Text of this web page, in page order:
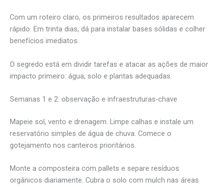
Com um roteiro claro, os primeiros resultados aparecem
rápido. Em trinta dias, dá para instalar bases sólidas e colher
benefícios imediatos.
O segredo está em dividir tarefas e atacar as ações de maior
impacto primeiro: água, solo e plantas adequadas.
Semanas 1 e 2: observação e infraestruturas-chave
Mapeie sol, vento e drenagem. Limpe calhas e instale um
reservatório simples de água de chuva. Comece o
gotejamento nos canteiros prioritários.
Monte a composteira com pallets e separe resíduos
orgânicos diariamente. Cubra o solo com mulch nas áreas